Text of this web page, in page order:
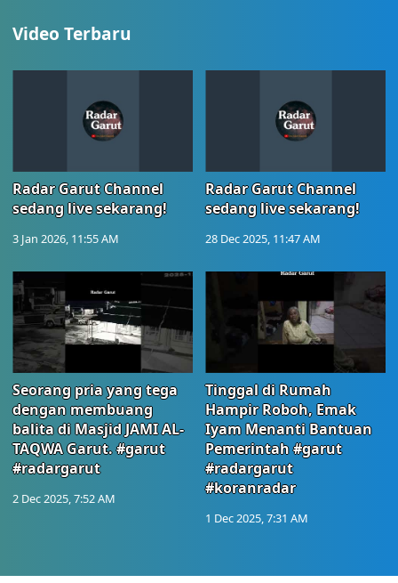
Video Terbaru
Radar Garut Channel
sedang live sekarang!
3 Jan 2026, 11:55 AM
Radar Garut Channel
sedang live sekarang!
28 Dec 2025, 11:47 AM
Seorang pria yang tega
dengan membuang
balita di Masjid JAMI AL-
TAQWA Garut. #garut
#radargarut
2 Dec 2025, 7:52 AM
Tinggal di Rumah
Hampir Roboh, Emak
Iyam Menanti Bantuan
Pemerintah #garut
#radargarut
#koranradar
1 Dec 2025, 7:31 AM